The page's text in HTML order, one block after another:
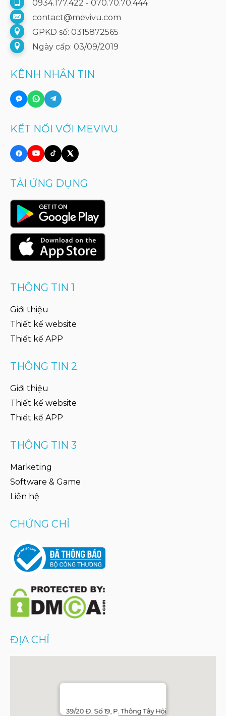
0934.177.422 - 070.70.70.444
contact@mevivu.com
GPKD số: 0315872565
Ngày cấp: 03/09/2019
KÊNH NHẮN TIN
KẾT NỐI VỚI MEVIVU
TẢI ỨNG DỤNG
THÔNG TIN 1
Giới thiệu
Thiết kế website
Thiết kế APP
THÔNG TIN 2
Giới thiệu
Thiết kế website
Thiết kế APP
THÔNG TIN 3
Marketing
Software & Game
Liên hệ
CHỨNG CHỈ
ĐỊA CHỈ
39/20 Đ. Số 19, P. Thông Tây Hội